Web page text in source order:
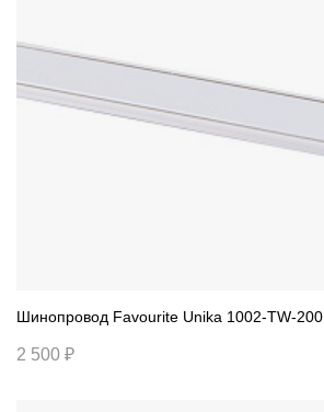
Шинопровод Favourite Unika 1002-TW-200
2 500 ₽